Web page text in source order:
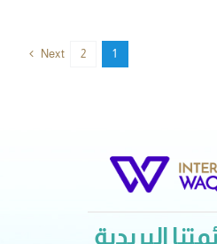
1
2
Next
البريدية